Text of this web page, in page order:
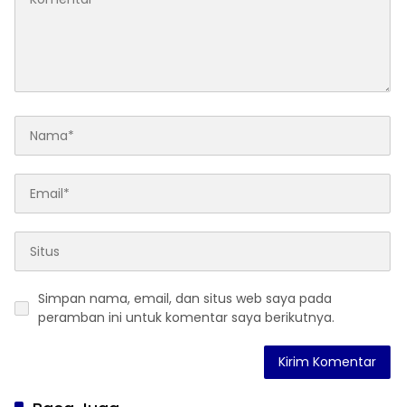
Simpan nama, email, dan situs web saya pada
peramban ini untuk komentar saya berikutnya.